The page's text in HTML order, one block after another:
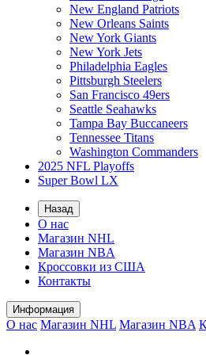
New England Patriots
New Orleans Saints
New York Giants
New York Jets
Philadelphia Eagles
Pittsburgh Steelers
San Francisco 49ers
Seattle Seahawks
Tampa Bay Buccaneers
Tennessee Titans
Washington Commanders
2025 NFL Playoffs
Super Bowl LX
Назад
О нас
Магазин NHL
Магазин NBA
Кроссовки из США
Контакты
Информация
О нас Магазин NHL Магазин NBA